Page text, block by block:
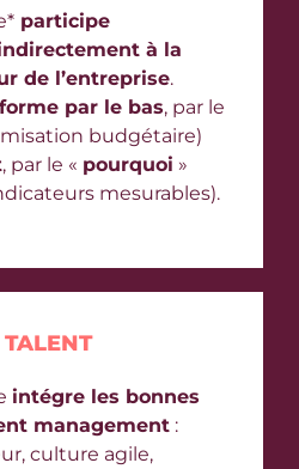
participe
à la
de l’entreprise.
par le bas, par le
budgétaire)
, par le « pourquoi »
mesurables).
TALENT
intégre les bonnes
management:
culture agile,